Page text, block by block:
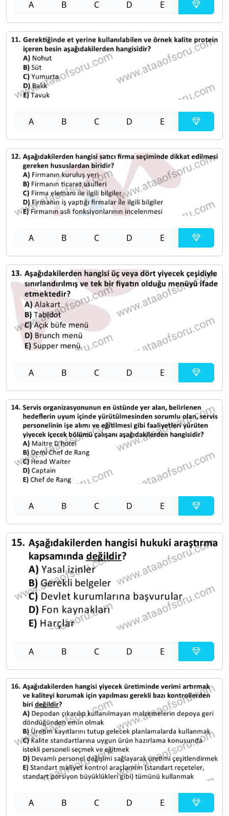
A B C D E
A B C D E
A B C D E
A B C D E
A B C D E
A B C D E
A B C D E